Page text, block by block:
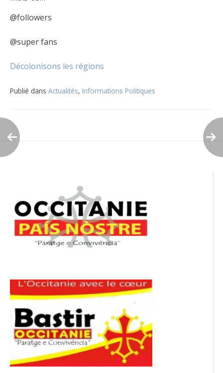
@followers
@super fans
Décolonisons les régions
Publié dans Actualités, Informations Politiques
de
l’article